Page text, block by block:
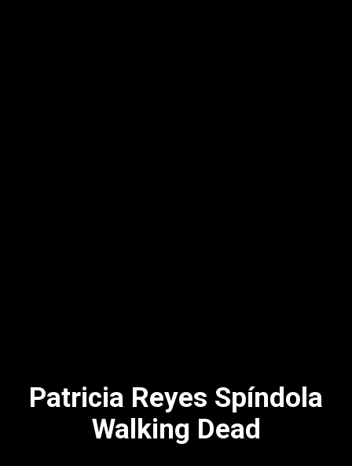
Patricia Reyes Spíndola
Walking Dead